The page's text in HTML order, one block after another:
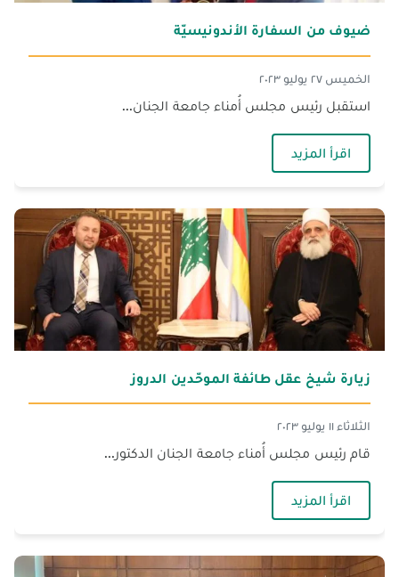
ضيوف من السفارة الأندونيسيّة
الخميس ٢٧ يوليو ٢٠٢٣
استقبل رئيس مجلس أُمناء جامعة الجنان...
اقرأ المزيد
زيارة شيخ عقل طائفة الموحّدين الدروز
الثلاثاء ١١ يوليو ٢٠٢٣
قام رئيس مجلس أُمناء جامعة الجنان الدكتور...
اقرأ المزيد— زيارة شيخ عقل طائفة الموحّدين الدروز